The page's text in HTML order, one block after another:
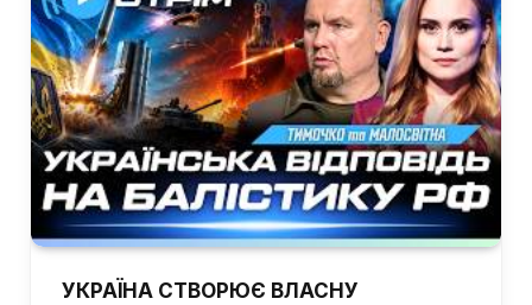
УКРАЇНА СТВОРЮЄ ВЛАСНУ